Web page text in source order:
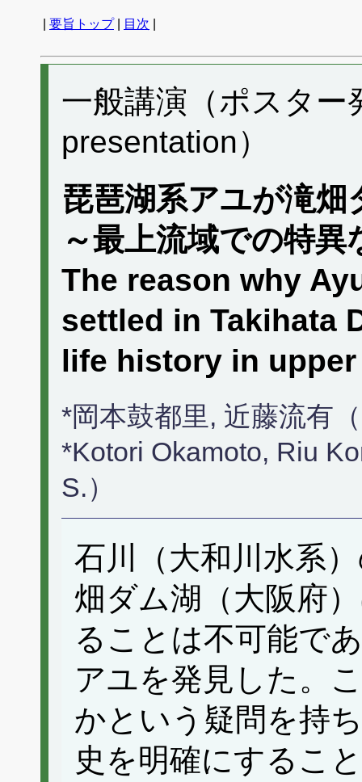
要旨トップ| 目次
一般講演（ポスタ
presentation）
琵琶湖系アユが滝
～最上流域での特異
The reason why
settled in Takihata
life history in upper
*岡本鼓都里, 近藤流有
*Kotori Okamoto, Riu
S.）
石川（大和川水系
畑ダム湖（大阪府
ることは不可能で
アユを発見した。
かという疑問を持
史を明確にするこ